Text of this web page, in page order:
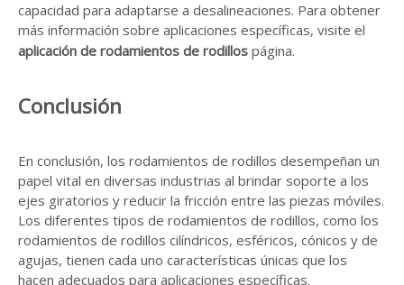
capacidad para adaptarse a desalineaciones. Para obtener
más información sobre aplicaciones específicas, visite el
aplicación de rodamientos de rodillos página.
Conclusión
En conclusión, los rodamientos de rodillos desempeñan un
papel vital en diversas industrias al brindar soporte a los
ejes giratorios y reducir la fricción entre las piezas móviles.
Los diferentes tipos de rodamientos de rodillos, como los
rodamientos de rodillos cilíndricos, esféricos, cónicos y de
agujas, tienen cada uno características únicas que los
hacen adecuados para aplicaciones específicas.